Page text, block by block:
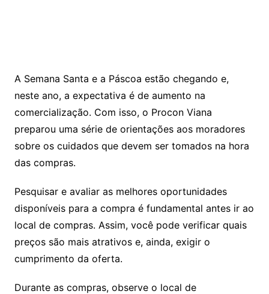
A Semana Santa e a Páscoa estão chegando e,
neste ano, a expectativa é de aumento na
comercialização. Com isso, o Procon Viana
preparou uma série de orientações aos moradores
sobre os cuidados que devem ser tomados na hora
das compras.
Pesquisar e avaliar as melhores oportunidades
disponíveis para a compra é fundamental antes ir ao
local de compras. Assim, você pode verificar quais
preços são mais atrativos e, ainda, exigir o
cumprimento da oferta.
Durante as compras, observe o local de